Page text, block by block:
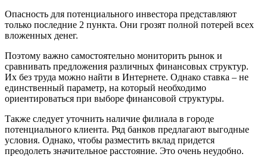
Опасность для потенциального инвестора представляют
только последние 2 пункта. Они грозят полной потерей всех
вложенных денег.
Поэтому важно самостоятельно мониторить рынок и
сравнивать предложения различных финансовых структур.
Их без труда можно найти в Интернете. Однако ставка – не
единственный параметр, на который необходимо
ориентироваться при выборе финансовой структуры.
Также следует уточнить наличие филиала в городе
потенциального клиента. Ряд банков предлагают выгодные
условия. Однако, чтобы разместить вклад придется
преодолеть значительное расстояние. Это очень неудобно.